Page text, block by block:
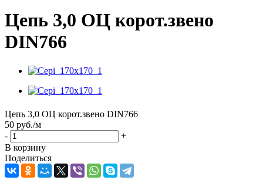
Цепь 3,0 ОЦ корот.звено
DIN766
Цепь 3,0 ОЦ корот.звено DIN766
50 руб./м
-
+
В корзину
Поделиться